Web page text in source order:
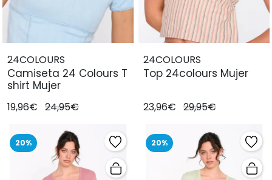
24COLOURS
Camiseta 24 Colours T
shirt Mujer
19,96€ 24,95€
24COLOURS
Top 24colours Mujer
23,96€ 29,95€
20% 20%